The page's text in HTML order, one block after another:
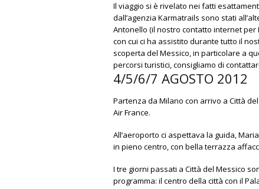
Il viaggio si è rivelato nei fatti
dall’agenzia Karmatrails sono stati
Antonello (il nostro contatto internet
con cui ci ha assistito durante tutto il
scoperta del Messico, in particolare a
percorsi turistici, consigliamo di
4/5/6/7 AGOSTO 2012
Partenza da Milano con arrivo a Città
Air France.
All’aeroporto ci aspettava la guida,
in pieno centro, con bella terrazza
I tre giorni passati a Città del Messico
programma: il centro della città con il